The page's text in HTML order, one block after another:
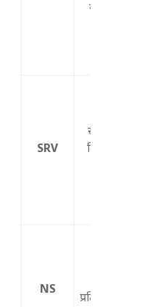
योग्य CA
SRV
सेवाओं के
लिए पोर्ट /
NS
प्रतिनिधिमंडल